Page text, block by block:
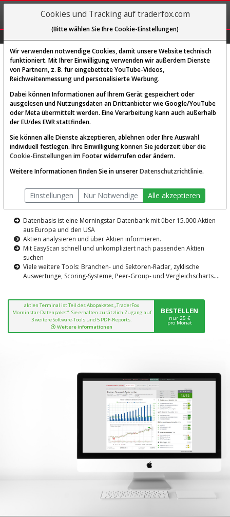
REGIS-
TRIEREN
Diese Funktion ist nur für
AKTIEN-TERMINAL
Die Aktienanalyse-Plattform von
TraderFox
Datenbasis ist eine Morningstar-Datenbank mit über 15.000 Aktien
aus Europa und den USA
Aktien analysieren und über Aktien informieren.
Mit EasyScan schnell und unkompliziert nach passenden Aktien
suchen
Viele weitere Tools: Branchen- und Sektoren-Radar, zyklische
Auswertunge, Scoring-Systeme, Peer-Group- und Vergleichscharts....
aktien Terminal ist Teil des Abopaketes „TraderFox
Morninstar-Datenpaket“. Sie erhalten zusätzlich Zugang auf
3 weitere Software-Tools und 5 PDF-Reports.
Weitere Informationen
BESTELLEN
nur 25 €
pro Monat
Cookies und Tracking auf traderfox.com
(Bitte wählen Sie Ihre Cookie-Einstellungen)
Wir verwenden notwendige Cookies, damit unsere Website technisch
funktioniert. Mit Ihrer Einwilligung verwenden wir außerdem Dienste
von Partnern, z. B. für eingebettete YouTube-Videos,
Reichweitenmessung und personalisierte Werbung.
Dabei können Informationen auf Ihrem Gerät gespeichert oder
ausgelesen und Nutzungsdaten an Drittanbieter wie Google/YouTube
oder Meta übermittelt werden. Eine Verarbeitung kann auch außerhalb
der EU/des EWR stattfinden.
Sie können alle Dienste akzeptieren, ablehnen oder Ihre Auswahl
individuell festlegen. Ihre Einwilligung können Sie jederzeit über die
Cookie-Einstellungen im Footer widerrufen oder ändern.
Weitere Informationen finden Sie in unsererDatenschutzrichtlinie.
Einstellungen Nur Notwendige Alle akzeptieren